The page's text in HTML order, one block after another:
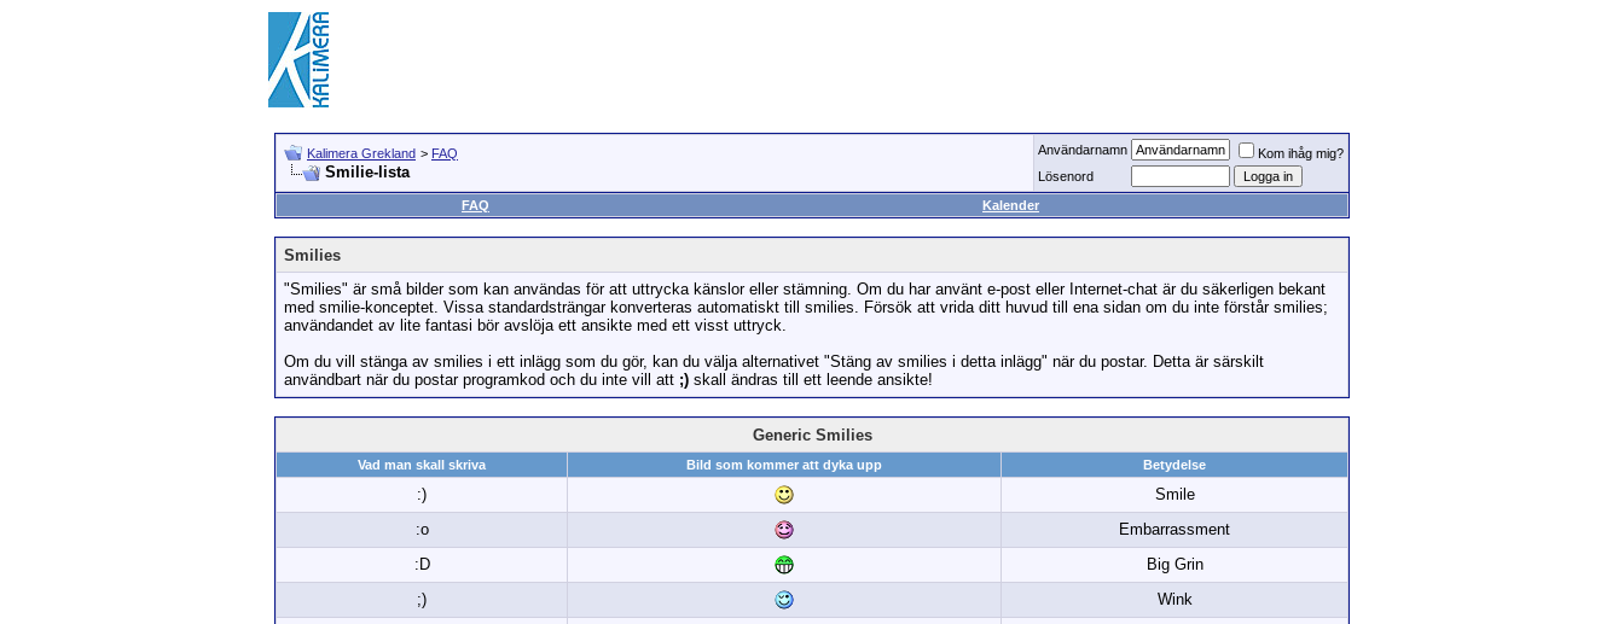
Kalimera Grekland > FAQ
Smilie-lista
Användarnamn
Kom ihåg mig?
Lösenord
FAQ
Kalender
Smilies
"Smilies" är små bilder som kan användas för att uttrycka känslor eller stämning. Om du har använt e-post eller Internet-chat är du säkerligen bekant
med smilie-konceptet. Vissa standardsträngar konverteras automatiskt till smilies. Försök att vrida ditt huvud till ena sidan om du inte förstår smilies;
användandet av lite fantasi bör avslöja ett ansikte med ett visst uttryck.
Om du vill stänga av smilies i ett inlägg som du gör, kan du välja alternativet "Stäng av smilies i detta inlägg" när du postar. Detta är särskilt
användbart när du postar programkod och du inte vill att ;) skall ändras till ett leende ansikte!
Generic Smilies
Vad man skall skriva Bild som kommer att dyka upp Betydelse
:)
Smile
:o
Embarrassment
:D
Big Grin
;)
Wink